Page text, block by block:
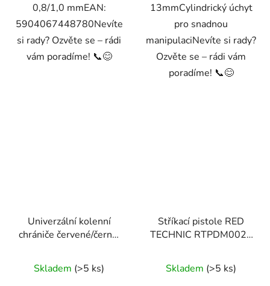
0,8/1,0 mmEAN:
5904067448780Nevíte
si rady? Ozvěte se – rádi
vám poradíme! 📞😊
13mmCylindrický úchyt
pro snadnou
manipulaciNevíte si rady?
Ozvěte se – rádi vám
poradíme! 📞😊
Univerzální kolenní
chrániče červené/černé,
Skladem (>5 ks)
Stříkací pistole RED
TECHNIC RTPDM0020
Skladem (>5 ks)